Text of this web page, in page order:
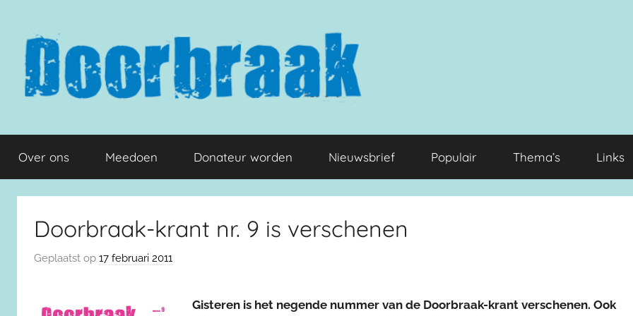
inhoud
springen
Doorbraak.eu
Over ons Meedoen Donateur worden Nieuwsbrief Populair Thema’s Links
Doorbraak-krant nr. 9 is verschenen
Geplaatst op 17 februari 2011
Gisteren is het negende nummer van de Doorbraak-krant verschenen. Ook